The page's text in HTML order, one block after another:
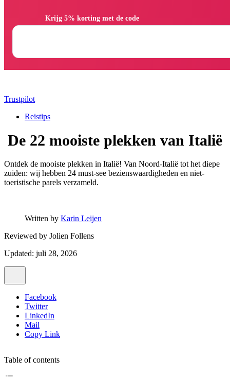
Trustpilot
Reistips
De 22 mooiste plekken van Italië
Ontdek de mooiste plekken in Italië! Van Noord-Italië tot het diepe
zuiden: wij hebben 24 must-see bezienswaardigheden en niet-
toeristische parels verzameld.
Written by Karin Leijen
Reviewed by Jolien Follens
Updated: juli 28, 2026
Facebook
Twitter
LinkedIn
Mail
Copy Link
Table of contents